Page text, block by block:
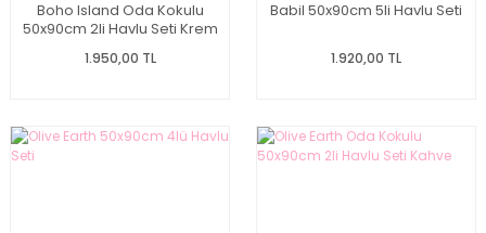
Boho Island Oda Kokulu
50x90cm 2li Havlu Seti Krem
1.950,00 TL
Babil 50x90cm 5li Havlu Seti
1.920,00 TL